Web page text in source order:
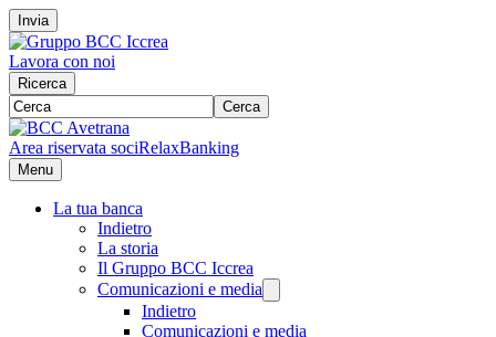
Invia
Lavora con noi
Ricerca
Cerca
Area riservata sociRelaxBanking
Menu
La tua banca
Indietro
La storia
Il Gruppo BCC Iccrea
Comunicazioni e media
Indietro
Comunicazioni e media